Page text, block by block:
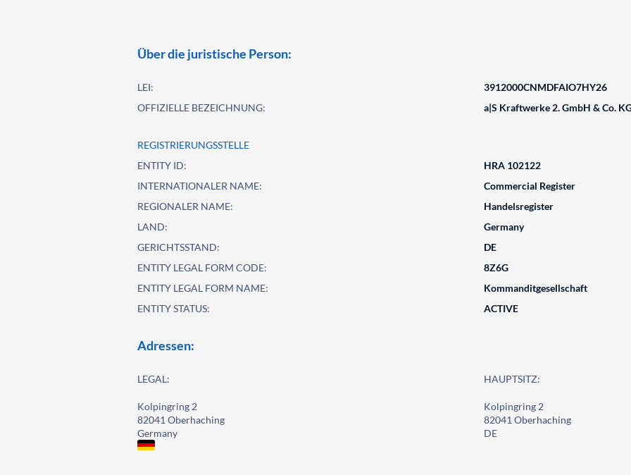
Über die juristische Person:
LEI:
3912000CNMDFAIO7HY26
OFFIZIELLE BEZEICHNUNG:
a|S Kraftwerke 2. GmbH & Co.
REGISTRIERUNGSSTELLE
ENTITY ID:
HRA 102122
INTERNATIONALER NAME:
Commercial Register
REGIONALER NAME:
Handelsregister
LAND:
Germany
GERICHTSSTAND:
DE
ENTITY LEGAL FORM CODE:
8Z6G
ENTITY LEGAL FORM NAME:
Kommanditgesellschaft
ENTITY STATUS:
ACTIVE
Adressen:
LEGAL:
Kolpingring 2
82041 Oberhaching
Germany
HAUPTSITZ:
Kolpingring 2
82041 Oberhaching
DE